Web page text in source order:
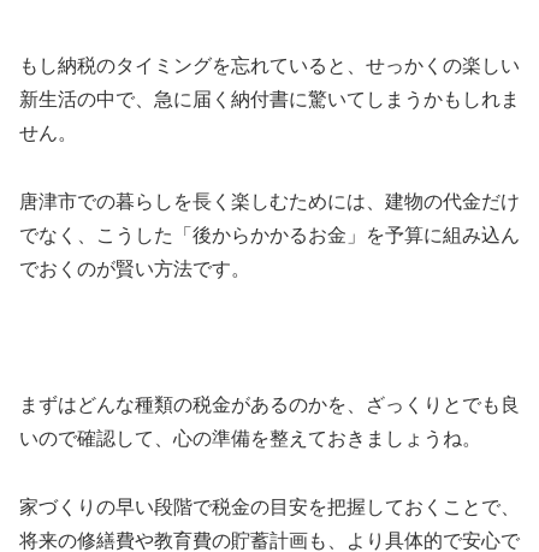
もし納税のタイミングを忘れていると、せっかくの楽しい
新生活の中で、急に届く納付書に驚いてしまうかもしれま
せん。
唐津市での暮らしを長く楽しむためには、建物の代金だけ
でなく、こうした「後からかかるお金」を予算に組み込ん
でおくのが賢い方法です。
まずはどんな種類の税金があるのかを、ざっくりとでも良
いので確認して、心の準備を整えておきましょうね。
家づくりの早い段階で税金の目安を把握しておくことで、
将来の修繕費や教育費の貯蓄計画も、より具体的で安心で